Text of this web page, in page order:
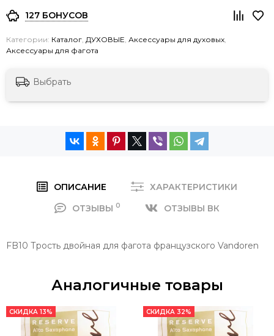
127 БОНУСОВ
Категории: Каталог, ДУХОВЫЕ, Аксессуары для духовых,
Аксессуары для фагота
Выбрать
ОПИСАНИЕ
ХАРАКТЕРИСТИКИ
ОТЗЫВЫ 0 ОТЗЫВЫ ВК
FB10 Трость двойная для фагота французского Vandoren
Аналогичные товары
СКИДКА 13% СКИДКА 32%